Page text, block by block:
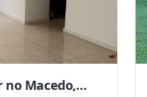
Macedo,